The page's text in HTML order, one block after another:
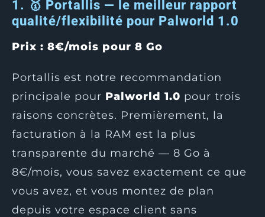
1. 🥇 Portallis — le meilleur rapport
qualité/flexibilité pour Palworld 1.0
Prix : 8€/mois pour 8 Go
Portallis est notre recommandation
principale pour Palworld 1.0 pour trois
raisons concrètes. Premièrement, la
facturation à la RAM est la plus
transparente du marché — 8 Go à
8€/mois, vous savez exactement ce que
vous avez, et vous montez de plan
depuis votre espace client sans